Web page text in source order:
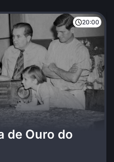
20:00
de Ouro do